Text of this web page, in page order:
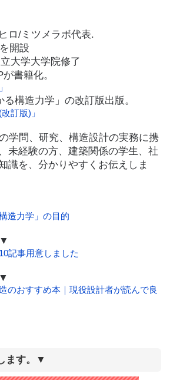
ロ/ミツメラボ代表.
開設
大学大学院修了
書籍化。
構造力学」の改訂版出版。
訂版)」
学問、研究、構造設計の実務に携
未経験の方、建築関係の学生、社
識を、分かりやすくお伝えしま
造力学」の目的
記事用意しました
のおすすめ本｜現役設計者が読んで良
ます。▼